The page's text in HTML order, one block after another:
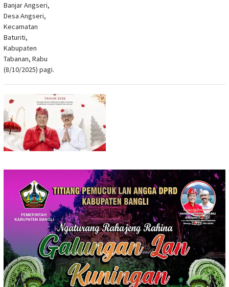
Banjar Angseri,
Desa Angseri,
Kecamatan
Baturiti,
Kabupaten
Tabanan, Rabu
(8/10/2025) pagi.